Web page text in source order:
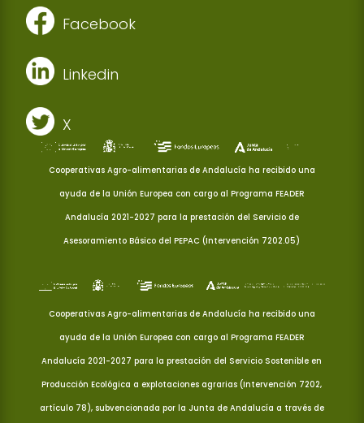
Facebook
Linkedin
X
Cooperativas Agro-alimentarias de Andalucía ha recibido una
ayuda de la Unión Europea con cargo al Programa FEADER
Andalucía 2021-2027 para la prestación del Servicio de
Asesoramiento Básico del PEPAC (Intervención 7202.05)
Cooperativas Agro-alimentarias de Andalucía ha recibido una
ayuda de la Unión Europea con cargo al Programa FEADER
Andalucía 2021-2027 para la prestación del Servicio Sostenible en
Producción Ecológica a explotaciones agrarias (Intervención 7202,
artículo 78), subvencionada por la Junta de Andalucía a través de